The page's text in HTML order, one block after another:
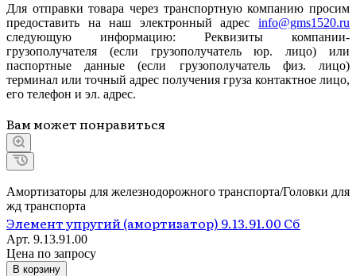
Для отправки товара через транспортную компанию просим
предоставить на наш электронный адрес info@gms1520.ru
следующую информацию: Реквизиты компании-
грузополучателя (если грузополучатель юр. лицо) или
паспортные данные (если грузополучатель физ. лицо)
терминал или точный адрес получения груза контактное лицо,
его телефон и эл. адрес.
Вам может понравиться
Амортизаторы для железнодорожного транспорта/Головки для
жд транспорта
Элемент упругий (амортизатор) 9.13.91.00 Сб
Арт. 9.13.91.00
Цена по запросу
В корзину